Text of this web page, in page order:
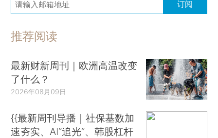
订阅
推荐阅读
最新财新周刊｜欧洲高温改变
了什么？
2026年08月09日
{{最新周刊导播｜社保基数加
速夯实、AI“追光”、韩股杠杆